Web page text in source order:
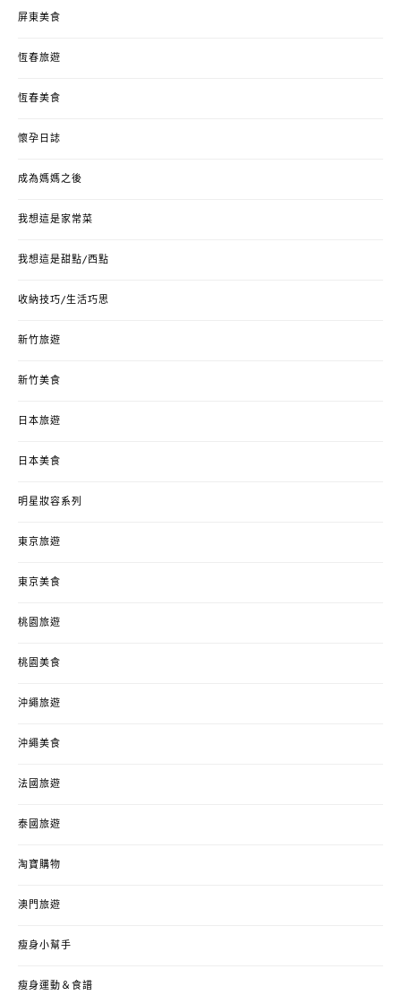
屏東美食
恆春旅遊
恆春美食
懷孕日誌
成為媽媽之後
我想這是家常菜
我想這是甜點/西點
收納技巧/生活巧思
新竹旅遊
新竹美食
日本旅遊
日本美食
明星妝容系列
東京旅遊
東京美食
桃園旅遊
桃園美食
沖繩旅遊
沖繩美食
法國旅遊
泰國旅遊
淘寶購物
澳門旅遊
瘦身小幫手
瘦身運動＆食譜